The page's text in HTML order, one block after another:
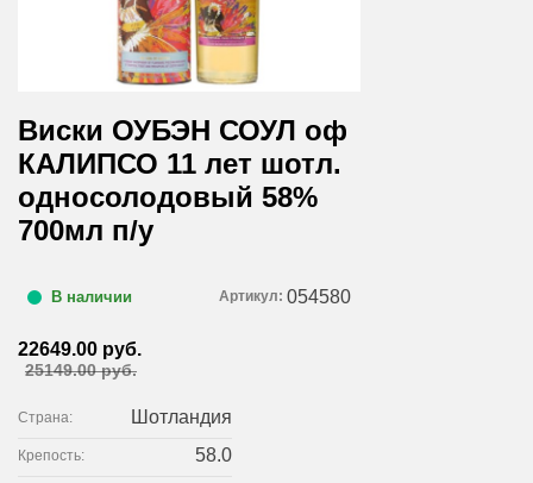
Виски ОУБЭН СОУЛ оф
КАЛИПСО 11 лет шотл.
односолодовый 58%
700мл п/у
В наличии Артикул: 054580
22649.00 руб.
25149.00 руб.
Страна: Шотландия
Крепость: 58.0